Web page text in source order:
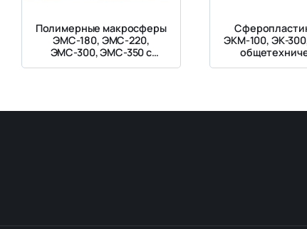
Полимерные макросферы
ЭМС-180, ЭМС-220,
ЭМС-300, ЭМС-350 с
оболочкой из
ЭКМ-100, ЭК-